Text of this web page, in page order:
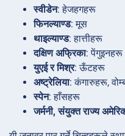
स्वीडेन: हेजहगहरू
फिनल्याण्ड: मूस
थाइल्याण्ड: हात्तीहरू
दक्षिण अफ्रिका: पेंगुइनहरू
युएई र मिश्र: ऊँटहरू
अष्ट्रेलिया: कंगारुहरू,
स्पेन: हाँसहरू
जर्मनी, संयुक्त राज्य